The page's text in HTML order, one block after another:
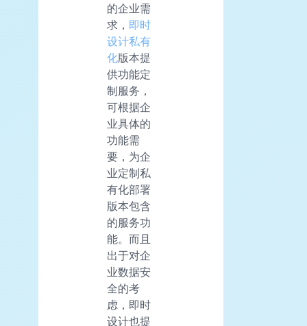
的企业需
求， 即时
设计私有
化版本提
供功能定
制服务，
可根据企
业具体的
功能需
要，为企
业定制私
有化部署
版本包含
的服务功
能。而且
出于对企
业数据安
全的考
虑，即时
设计也提